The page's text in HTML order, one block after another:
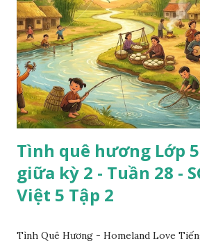
Tình quê hương Lớp
giữa kỳ 2 - Tuần 28 -
Việt 5 Tập 2
Tình Quê Hương - Homeland Love